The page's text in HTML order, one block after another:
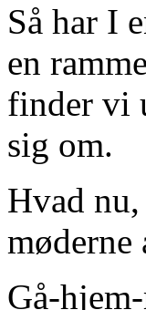
Så har I
en
finder vi
sig om.
Hvad
møderne
Gå-